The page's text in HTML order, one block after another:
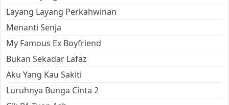
Layang Layang Perkahwinan
Menanti Senja
My Famous Ex Boyfriend
Bukan Sekadar Lafaz
Aku Yang Kau Sakiti
Luruhnya Bunga Cinta 2